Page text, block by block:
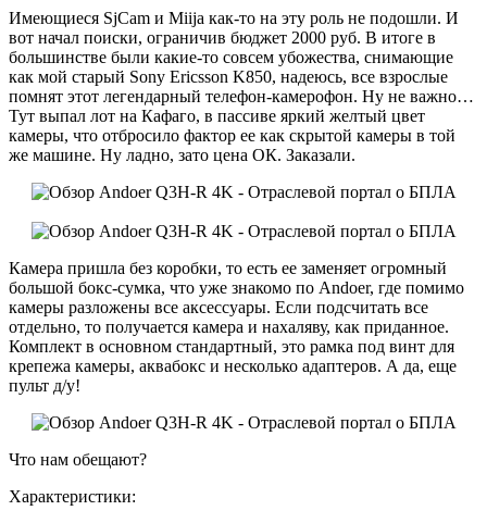
Имеющиеся SjCam и Miija как-то на эту роль не подошли. И
вот начал поиски, ограничив бюджет 2000 руб. В итоге в
большинстве были какие-то совсем убожества, снимающие
как мой старый Sony Ericsson K850, надеюсь, все взрослые
помнят этот легендарный телефон-камерофон. Ну не важно…
Тут выпал лот на Кафаго, в пассиве яркий желтый цвет
камеры, что отбросило фактор ее как скрытой камеры в той
же машине. Ну ладно, зато цена ОК. Заказали.
Камера пришла без коробки, то есть ее заменяет огромный
большой бокс-сумка, что уже знакомо по Andoer, где помимо
камеры разложены все аксессуары. Если подсчитать все
отдельно, то получается камера и нахаляву, как приданное.
Комплект в основном стандартный, это рамка под винт для
крепежа камеры, аквабокс и несколько адаптеров. А да, еще
пульт д/у!
Что нам обещают?
Характеристики: